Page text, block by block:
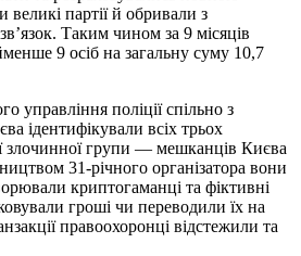
великі партії й обривали з
Таким чином за 9 місяців
9 осіб на загальну суму 10,7
управління поліції спільно з
ідентифікували всіх трьох
злочинної групи — мешканців Києва
31-річного організатора вони
криптогаманці та фіктивні
гроші чи переводили їх на
правоохоронці відстежили та